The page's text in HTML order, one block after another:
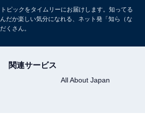
ピックをタイムリーにお届けします。知ってる
だか楽しい気分になれる、ネット発「知ら（な
くさん。
関連サービス
All About Japan